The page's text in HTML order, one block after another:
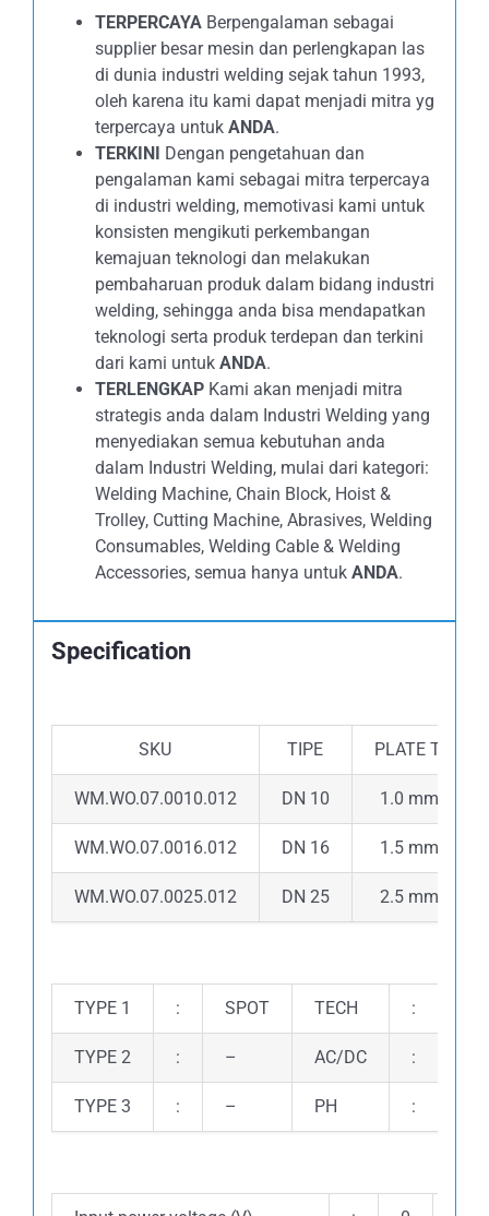
TERPERCAYABerpengalaman sebagai
supplier besar mesin dan perlengkapan las
di dunia industri welding sejak tahun 1993,
oleh karena itu kami dapat menjadi mitra yg
terpercaya untuk ANDA.
TERKINI Dengan pengetahuan dan
pengalaman kami sebagai mitra terpercaya
di industri welding, memotivasi kami untuk
konsisten mengikuti perkembangan
kemajuan teknologi dan melakukan
pembaharuan produk dalam bidang industri
welding, sehingga anda bisa mendapatkan
teknologi serta produk terdepan dan terkini
dari kami untuk ANDA.
TERLENGKAPKami akan menjadi mitra
strategis anda dalam Industri Welding yang
menyediakan semua kebutuhan anda
dalam Industri Welding, mulai dari kategori:
Welding Machine, Chain Block, Hoist &
Trolley, Cutting Machine, Abrasives, Welding
Consumables, Welding Cable & Welding
Accessories, semua hanya untuk ANDA.
Specification
SKU TIPE PLATE
WM.WO.07.0010.012 DN 10 1.0 mm + 1.0
WM.WO.07.0016.012 DN 16 1.5 mm + 1.5
WM.WO.07.0025.012 DN 25 2.5 mm + 2.5
TYPE 1 : SPOT TECH :
TYPE 2 : – AC/DC :
TYPE 3 : – PH :